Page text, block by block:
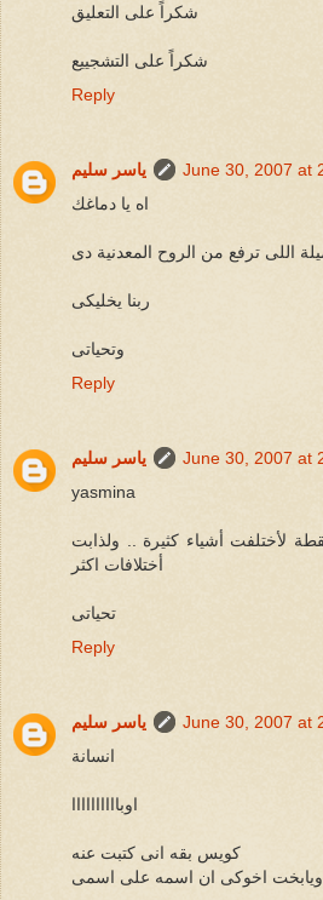
شكراً على التعليق
شكراً على التشجييع
Reply
ياسر سليم
June 30, 2007 at
اه يا دماغك
اللى ترفع من الروح المعدنية دى
ربنا يخليكى
وتحياتى
Reply
ياسر سليم
June 30, 2007 at
yasmina
لأختلفت أشياء كثيرة .. ولذابت
أختلافات اكثر
تحياتى
Reply
ياسر سليم
June 30, 2007 at
انسانة
اوباااااااااا
كويس بقه انى كتبت عنه
ويابخت اخوكى ان اسمه على اسمى